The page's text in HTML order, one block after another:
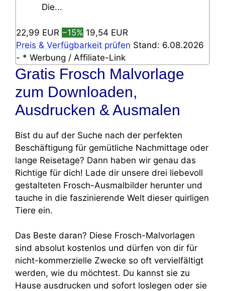
Die...
22,99 EUR −15% 19,54 EUR
Preis & Verfügbarkeit prüfen Stand: 6.08.2026
- * Werbung / Affiliate-Link
Gratis Frosch Malvorlage
zum Downloaden,
Ausdrucken & Ausmalen
Bist du auf der Suche nach der perfekten
Beschäftigung für gemütliche Nachmittage oder
lange Reisetage? Dann haben wir genau das
Richtige für dich! Lade dir unsere drei liebevoll
gestalteten Frosch-Ausmalbilder herunter und
tauche in die faszinierende Welt dieser quirligen
Tiere ein.
Das Beste daran? Diese Frosch-Malvorlagen
sind absolut kostenlos und dürfen von dir für
nicht-kommerzielle Zwecke so oft vervielfältigt
werden, wie du möchtest. Du kannst sie zu
Hause ausdrucken und sofort loslegen oder sie